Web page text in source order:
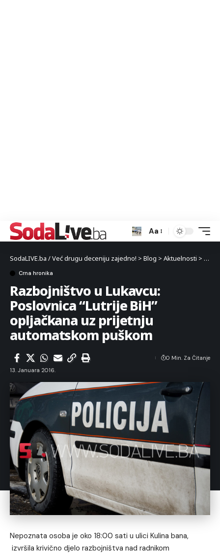
Aa
SodaLIVE.ba / Već drugu deceniju zajedno! > Blog > Aktuelnosti > Crna
Crna hronika
Razbojništvo u Lukavcu:
Poslovnica “Lutrije BiH”
opljačkana uz prijetnju
automatskom puškom
13. Januara 2016.
0 Min. Za Čitanje
Nepoznata osoba je oko 18:00 sati u ulici Kulina bana,
izvršila krivično djelo razbojništva nad radnikom